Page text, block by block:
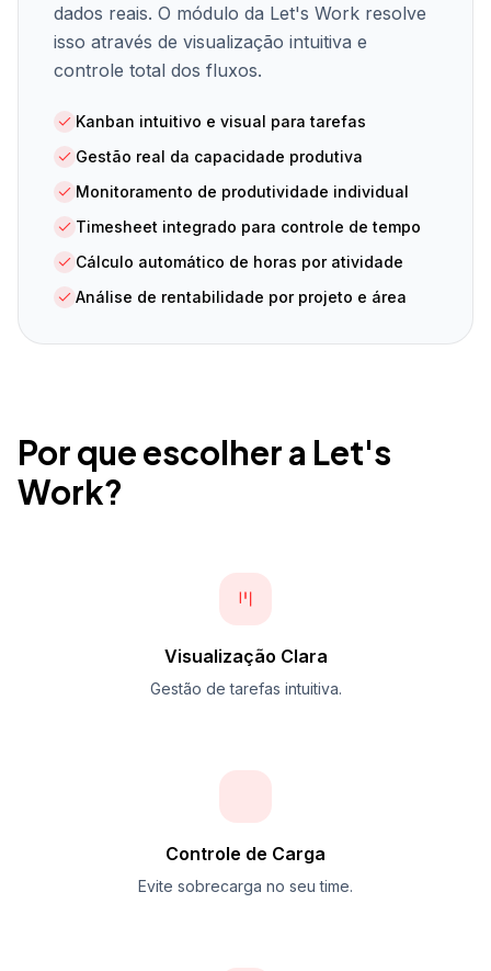
dados reais. O módulo da Let's Work resolve
isso através de visualização intuitiva e
controle total dos fluxos.
Kanban intuitivo e visual para tarefas
Gestão real da capacidade produtiva
Monitoramento de produtividade individual
Timesheet integrado para controle de tempo
Cálculo automático de horas por atividade
Análise de rentabilidade por projeto e área
Por que escolher a Let's
Work?
Visualização Clara
Gestão de tarefas intuitiva.
Controle de Carga
Evite sobrecarga no seu time.